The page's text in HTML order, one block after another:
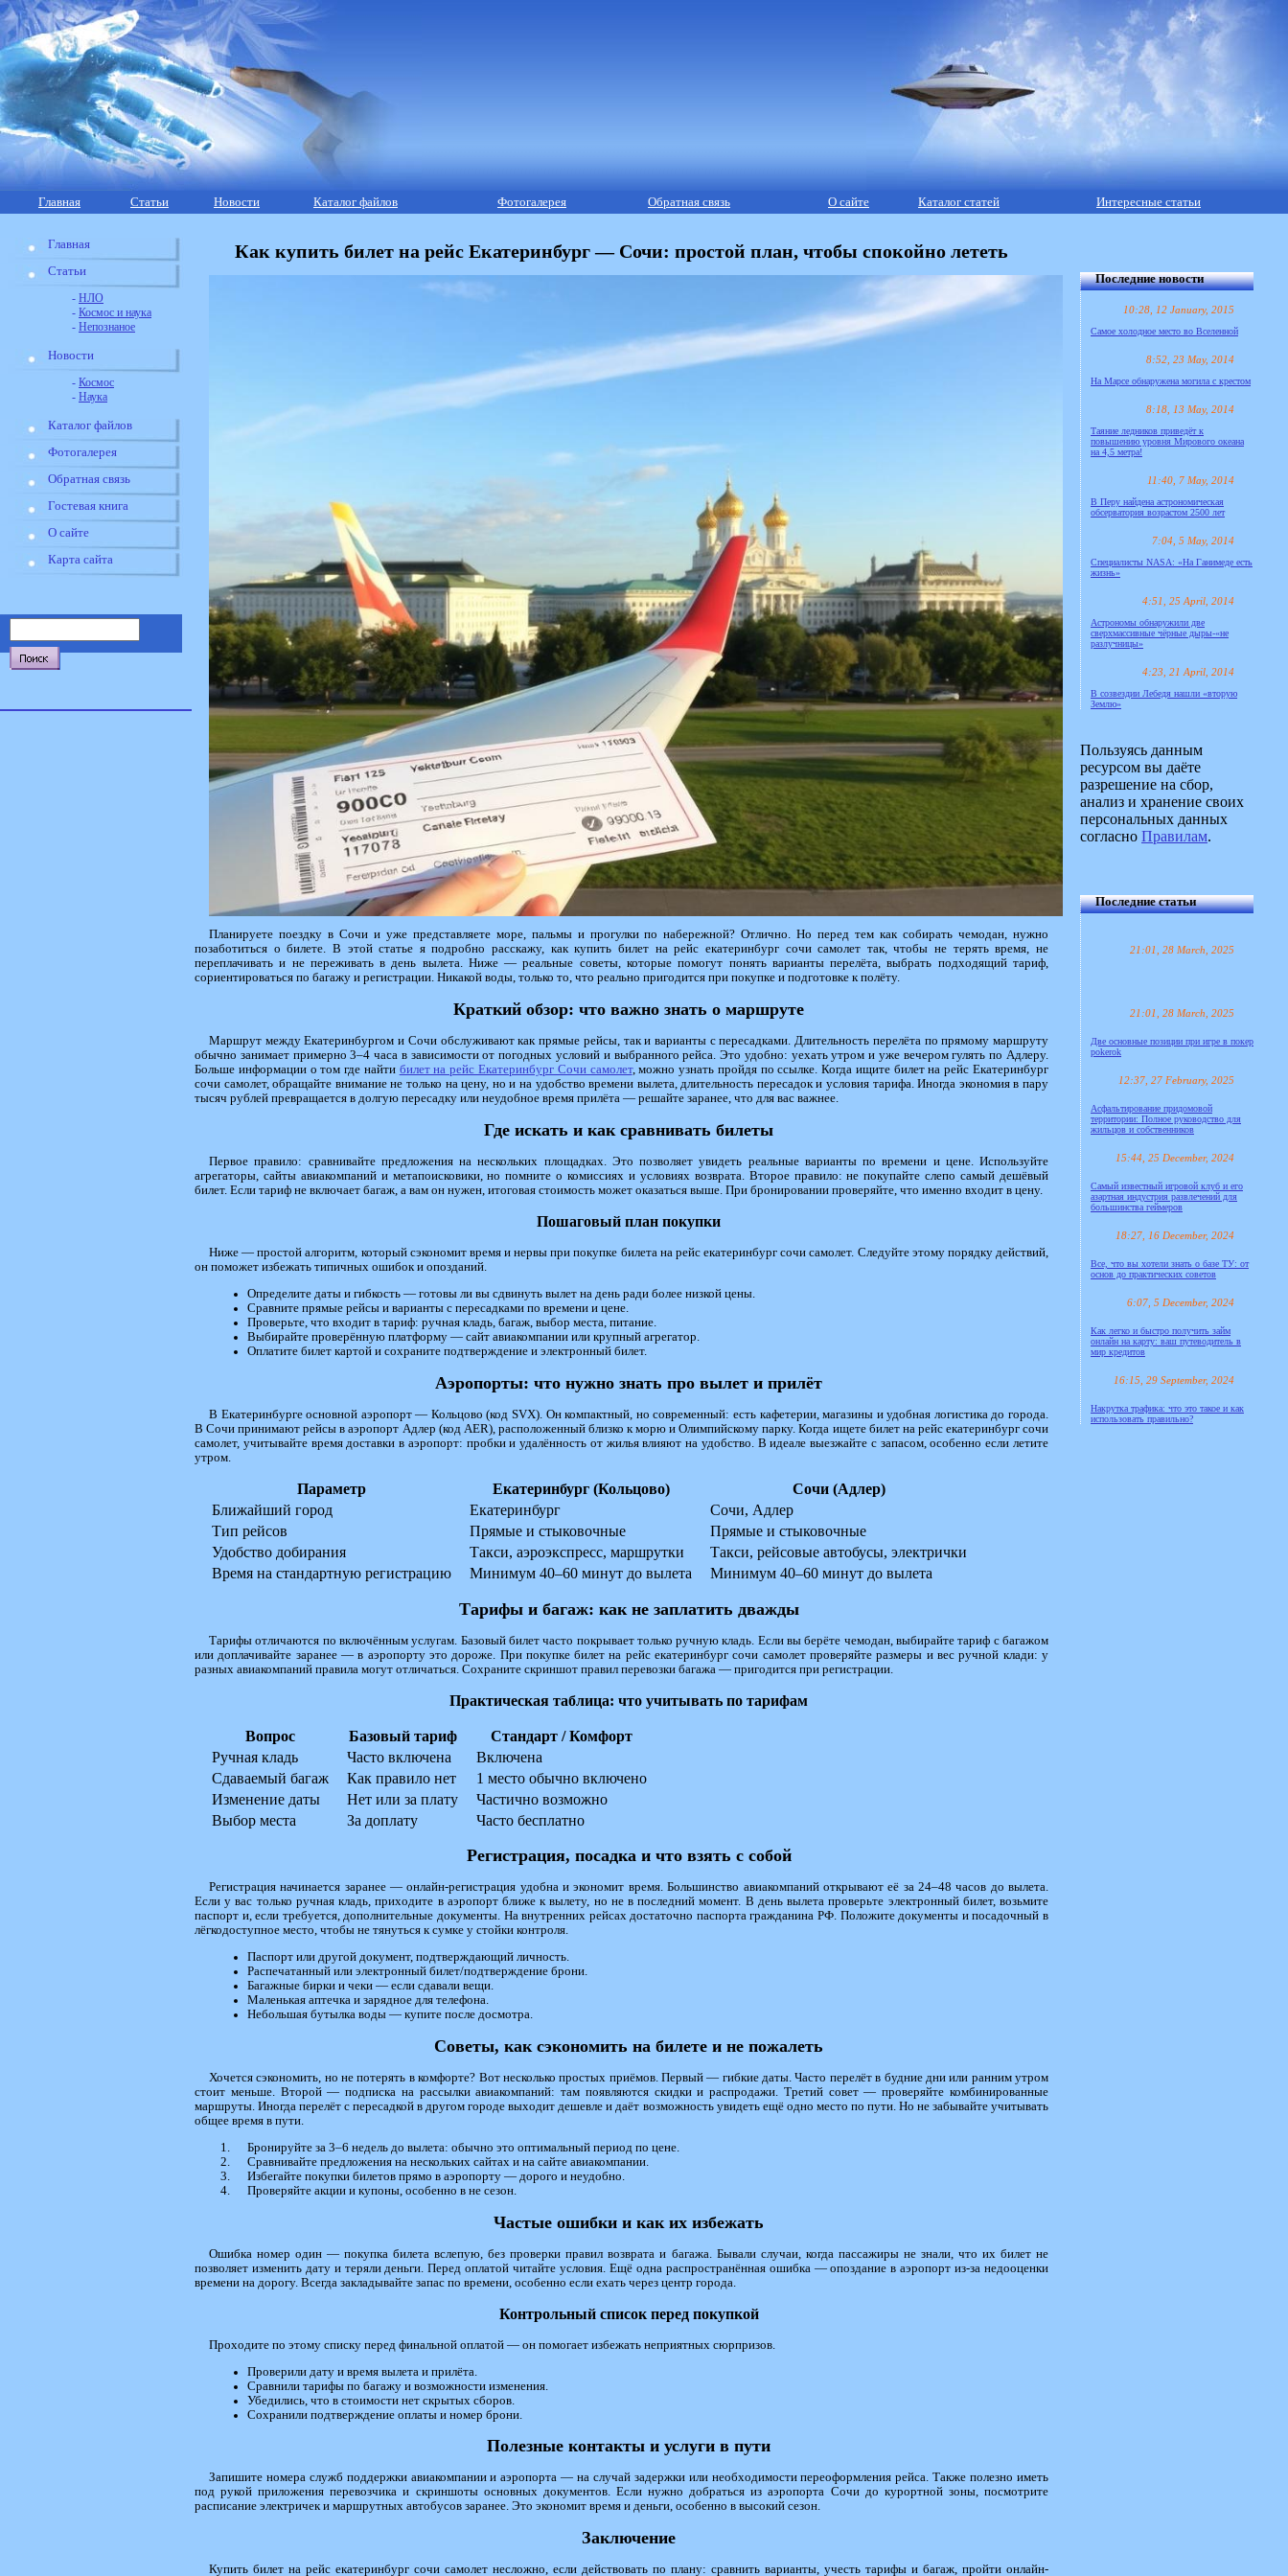
Главная Статьи Новости Каталог файлов Фотогалерея Обратная связь О сайте Каталог статей Интересные статьи
Главная
Статьи
- НЛО
- Космос и наука
- Непознаное
Новости
- Космос
- Наука
Каталог файлов
Фотогалерея
Обратная связь
Гостевая книга
О сайте
Карта сайта
Как купить билет на рейс Екатеринбург — Сочи: простой план, чтобы спокойно лететь
Планируете поездку в Сочи и уже представляете море, пальмы и прогулки по набережной? Отлично. Но перед тем как собирать чемодан, нужно
позаботиться о билете. В этой статье я подробно расскажу, как купить билет на рейс екатеринбург сочи самолет так, чтобы не терять время, не
переплачивать и не переживать в день вылета. Ниже — реальные советы, которые помогут понять варианты перелёта, выбрать подходящий тариф,
сориентироваться по багажу и регистрации. Никакой воды, только то, что реально пригодится при покупке и подготовке к полёту.
Краткий обзор: что важно знать о маршруте
Маршрут между Екатеринбургом и Сочи обслуживают как прямые рейсы, так и варианты с пересадками. Длительность перелёта по прямому маршруту
обычно занимает примерно 3–4 часа в зависимости от погодных условий и выбранного рейса. Это удобно: уехать утром и уже вечером гулять по Адлеру.
Больше информации о том где найти билет на рейс Екатеринбург Сочи самолет, можно узнать пройдя по ссылке. Когда ищите билет на рейс Екатеринбург
сочи самолет, обращайте внимание не только на цену, но и на удобство времени вылета, длительность пересадок и условия тарифа. Иногда экономия в пару
тысяч рублей превращается в долгую пересадку или неудобное время прилёта — решайте заранее, что для вас важнее.
Где искать и как сравнивать билеты
Первое правило: сравнивайте предложения на нескольких площадках. Это позволяет увидеть реальные варианты по времени и цене. Используйте
агрегаторы, сайты авиакомпаний и метапоисковики, но помните о комиссиях и условиях возврата. Второе правило: не покупайте слепо самый дешёвый
билет. Если тариф не включает багаж, а вам он нужен, итоговая стоимость может оказаться выше. При бронировании проверяйте, что именно входит в цену.
Пошаговый план покупки
Ниже — простой алгоритм, который сэкономит время и нервы при покупке билета на рейс екатеринбург сочи самолет. Следуйте этому порядку действий,
он поможет избежать типичных ошибок и опозданий.
Определите даты и гибкость — готовы ли вы сдвинуть вылет на день ради более низкой цены.
Сравните прямые рейсы и варианты с пересадками по времени и цене.
Проверьте, что входит в тариф: ручная кладь, багаж, выбор места, питание.
Выбирайте проверённую платформу — сайт авиакомпании или крупный агрегатор.
Оплатите билет картой и сохраните подтверждение и электронный билет.
Аэропорты: что нужно знать про вылет и прилёт
В Екатеринбурге основной аэропорт — Кольцово (код SVX). Он компактный, но современный: есть кафетерии, магазины и удобная логистика до города.
В Сочи принимают рейсы в аэропорт Адлер (код AER), расположенный близко к морю и Олимпийскому парку. Когда ищете билет на рейс екатеринбург сочи
самолет, учитывайте время доставки в аэропорт: пробки и удалённость от жилья влияют на удобство. В идеале выезжайте с запасом, особенно если летите
утром.
Параметр Екатеринбург (Кольцово)
Сочи (Адлер)
Ближайший город
Екатеринбург
Сочи, Адлер
Тип рейсов
Прямые и стыковочные
Прямые и стыковочные
Удобство добирания
Такси, аэроэкспресс, маршрутки
Такси, рейсовые автобусы, электрички
Время на стандартную регистрацию
Минимум 40–60 минут до вылета Минимум 40–60 минут до вылета
Тарифы и багаж: как не заплатить дважды
Тарифы отличаются по включённым услугам. Базовый билет часто покрывает только ручную кладь. Если вы берёте чемодан, выбирайте тариф с багажом
или доплачивайте заранее — в аэропорту это дороже. При покупке билет на рейс екатеринбург сочи самолет проверяйте размеры и вес ручной клади: у
разных авиакомпаний правила могут отличаться. Сохраните скриншот правил перевозки багажа — пригодится при регистрации.
Практическая таблица: что учитывать по тарифам
Вопрос Базовый тариф
Стандарт / Комфорт
Ручная кладь
Часто включена
Включена
Сдаваемый багаж
Как правило нет
1 место обычно включено
Изменение даты
Нет или за плату
Частично возможно
Выбор места
За доплату Часто бесплатно
Регистрация, посадка и что взять с собой
Регистрация начинается заранее — онлайн-регистрация удобна и экономит время. Большинство авиакомпаний открывают её за 24–48 часов до вылета.
Если у вас только ручная кладь, приходите в аэропорт ближе к вылету, но не в последний момент. В день вылета проверьте электронный билет, возьмите
паспорт и, если требуется, дополнительные документы. На внутренних рейсах достаточно паспорта гражданина РФ. Положите документы и посадочный в
лёгкодоступное место, чтобы не тянуться к сумке у стойки контроля.
Паспорт или другой документ, подтверждающий личность.
Распечатанный или электронный билет/подтверждение брони.
Багажные бирки и чеки — если сдавали вещи.
Маленькая аптечка и зарядное для телефона.
Небольшая бутылка воды — купите после досмотра.
Советы, как сэкономить на билете и не пожалеть
Хочется сэкономить, но не потерять в комфорте? Вот несколько простых приёмов. Первый — гибкие даты. Часто перелёт в будние дни или ранним утром
стоит меньше. Второй — подписка на рассылки авиакомпаний: там появляются скидки и распродажи. Третий совет — проверяйте комбинированные
маршруты. Иногда перелёт с пересадкой в другом городе выходит дешевле и даёт возможность увидеть ещё одно место по пути. Но не забывайте учитывать
общее время в пути.
Бронируйте за 3–6 недель до вылета: обычно это оптимальный период по цене.
Сравнивайте предложения на нескольких сайтах и на сайте авиакомпании.
Избегайте покупки билетов прямо в аэропорту — дорого и неудобно.
Проверяйте акции и купоны, особенно в не сезон.
Частые ошибки и как их избежать
Ошибка номер один — покупка билета вслепую, без проверки правил возврата и багажа. Бывали случаи, когда пассажиры не знали, что их билет не
позволяет изменить дату и теряли деньги. Перед оплатой читайте условия. Ещё одна распространённая ошибка — опоздание в аэропорт из-за недооценки
времени на дорогу. Всегда закладывайте запас по времени, особенно если ехать через центр города.
Контрольный список перед покупкой
Проходите по этому списку перед финальной оплатой — он помогает избежать неприятных сюрпризов.
Проверили дату и время вылета и прилёта.
Сравнили тарифы по багажу и возможности изменения.
Убедились, что в стоимости нет скрытых сборов.
Сохранили подтверждение оплаты и номер брони.
Полезные контакты и услуги в пути
Запишите номера служб поддержки авиакомпании и аэропорта — на случай задержки или необходимости переоформления рейса. Также полезно иметь
под рукой приложения перевозчика и скриншоты основных документов. Если нужно добраться из аэропорта Сочи до курортной зоны, посмотрите
расписание электричек и маршрутных автобусов заранее. Это экономит время и деньги, особенно в высокий сезон.
Заключение
Купить билет на рейс екатеринбург сочи самолет несложно, если действовать по плану: сравнить варианты, учесть тарифы и багаж, пройти онлайн-
Последние новости
10:28, 12 January, 2015
Самое холодное место во Вселенной
8:52, 23 May, 2014
На Марсе обнаружена могила с крестом
8:18, 13 May, 2014
Таяние ледников приведёт к
повышению уровня Мирового океана
на 4,5 метра!
11:40, 7 May, 2014
В Перу найдена астрономическая
обсерватория возрастом 2500 лет
7:04, 5 May, 2014
Специалисты NASA: «На Ганимеде есть
жизнь»
4:51, 25 April, 2014
Астрономы обнаружили две
сверхмассивные чёрные дыры-«не
разлучницы»
4:23, 21 April, 2014
В созвездии Лебедя нашли «вторую
Землю»
Пользуясь данным
ресурсом вы даёте
разрешение на сбор,
анализ и хранение своих
персональных данных
согласно Правилам.
Последние статьи
21:01, 28 March, 2025
21:01, 28 March, 2025
Две основные позиции при игре в покер
pokerok
12:37, 27 February, 2025
Асфальтирование придомовой
территории: Полное руководство для
жильцов и собственников
15:44, 25 December, 2024
Самый известный игровой клуб и его
азартная индустрия развлечений для
большинства геймеров
18:27, 16 December, 2024
Все, что вы хотели знать о базе ТУ: от
основ до практических советов
6:07, 5 December, 2024
Как легко и быстро получить займ
онлайн на карту: ваш путеводитель в
мир кредитов
16:15, 29 September, 2024
Накрутка трафика: что это такое и как
использовать правильно?